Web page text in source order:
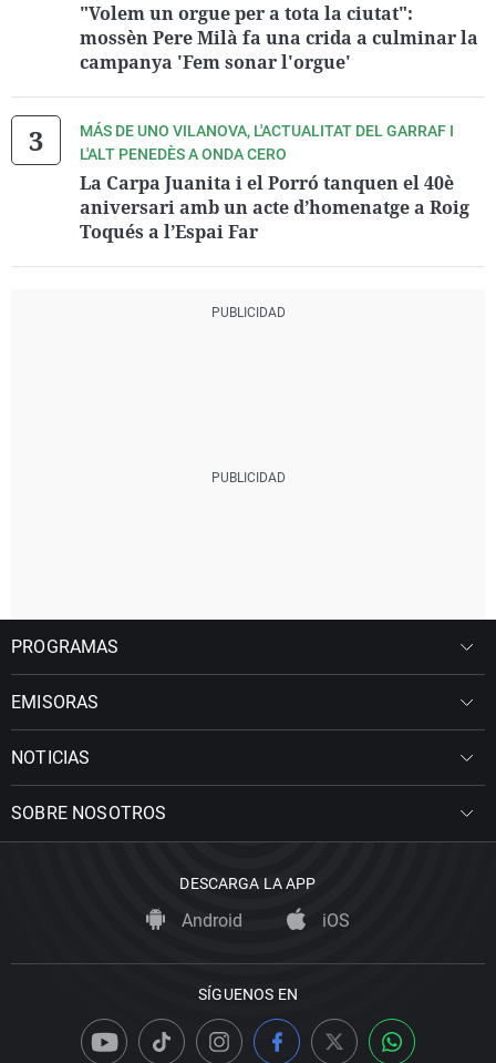
"Volem un orgue per a tota la ciutat":
mossèn Pere Milà fa una crida a culminar la
campanya 'Fem sonar l'orgue'
MÁS DE UNO VILANOVA, L'ACTUALITAT DEL GARRAF I
L'ALT PENEDÈS A ONDA CERO
La Carpa Juanita i el Porró tanquen el 40è
aniversari amb un acte d’homenatge a Roig
Toqués a l’Espai Far
PROGRAMAS
EMISORAS
NOTICIAS
SOBRE NOSOTROS
DESCARGA LA APP
Android iOS
SÍGUENOS EN